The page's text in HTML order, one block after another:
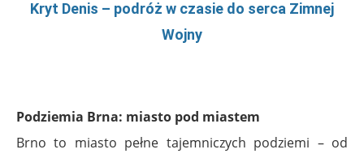
Kryt Denis – podróż w czasie do serca Zimnej
Wojny
Podziemia Brna: miasto pod miastem
Brno to miasto pełne tajemniczych podziemi – od